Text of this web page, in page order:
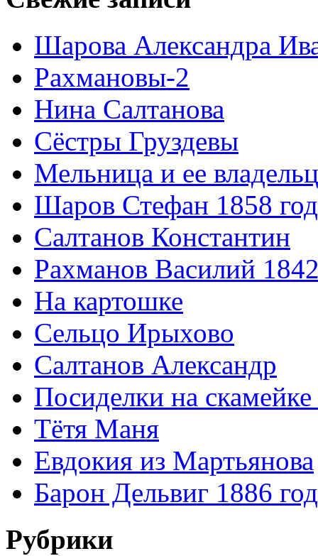
Шарова Александра
Рахмановы-2
Нина Салтанова
Сёстры Груздевы
Мельница и ее
Шаров Стефан 1858 год
Салтанов Константин
Рахманов Василий
На картошке
Сельцо Ирыхово
Салтанов Александр
Посиделки на
Тётя Маня
Евдокия из Мартьянова
Барон Дельвиг 1886 год
Рубрики